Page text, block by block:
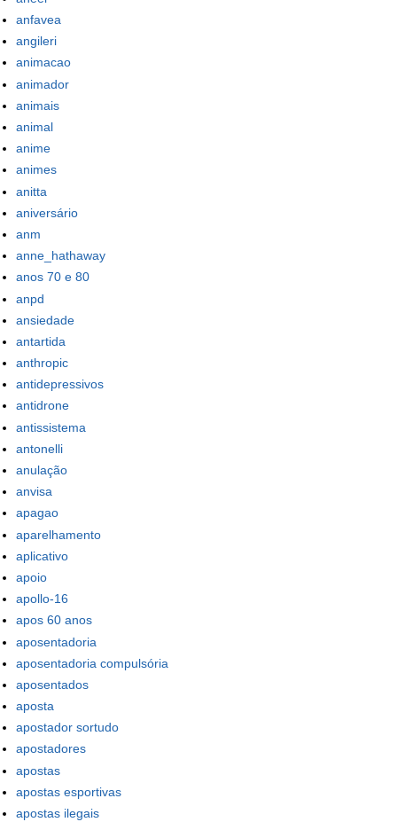
anfavea
angileri
animacao
animador
animais
animal
anime
animes
anitta
aniversário
anm
anne_hathaway
anos 70 e 80
anpd
ansiedade
antartida
anthropic
antidepressivos
antidrone
antissistema
antonelli
anulação
anvisa
apagao
aparelhamento
aplicativo
apoio
apollo-16
apos 60 anos
aposentadoria
aposentadoria compulsória
aposentados
aposta
apostador sortudo
apostadores
apostas
apostas esportivas
apostas ilegais